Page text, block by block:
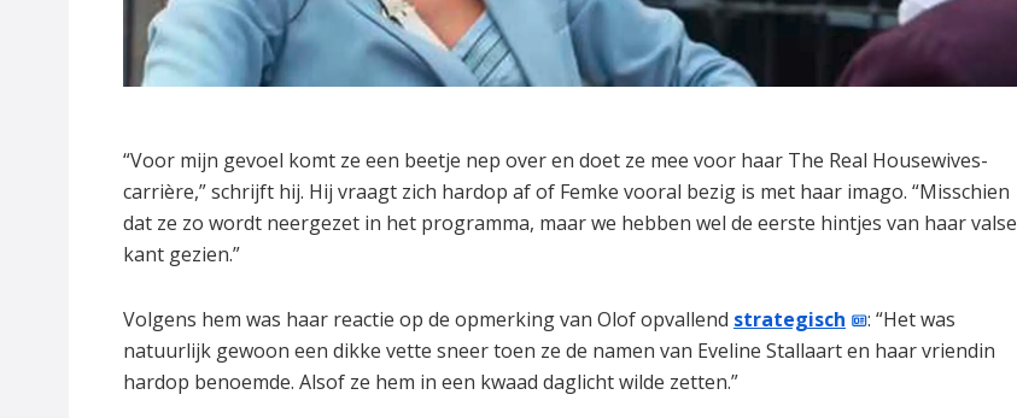
“Voor mijn gevoel komt ze een beetje nep over en doet ze mee voor haar The Real Housewives-
carrière,” schrijft hij. Hij vraagt zich hardop af of Femke vooral bezig is met haar imago. “Misschien
dat ze zo wordt neergezet in het programma, maar we hebben wel de eerste hintjes van haar valse
kant gezien.”
Volgens hem was haar reactie op de opmerking van Olof opvallend strategisch
: “Het was
natuurlijk gewoon een dikke vette sneer toen ze de namen van Eveline Stallaart en haar vriendin
hardop benoemde. Alsof ze hem in een kwaad daglicht wilde zetten.”